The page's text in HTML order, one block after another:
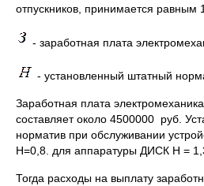
отпускников, принимается равным
- заработная плата
- установленный штатный
Заработная плата
составляет около 4500000 руб.
норматив при обслуживании
Н=0,8. для аппаратуры ДИСК Н =
Тогда расходы на выплату